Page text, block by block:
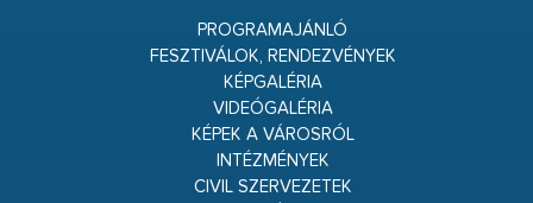
PROGRAMAJÁNLÓ
FESZTIVÁLOK, RENDEZVÉNYEK
KÉPGALÉRIA
VIDEÓGALÉRIA
KÉPEK A VÁROSRÓL
INTÉZMÉNYEK
CIVIL SZERVEZETEK